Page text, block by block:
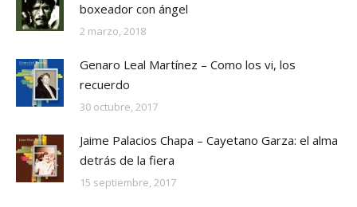
boxeador con ángel
2 marzo, 2018
Genaro Leal Martínez – Como los vi, los
recuerdo
30 octubre, 2017
Jaime Palacios Chapa – Cayetano Garza: el alma
detrás de la fiera
15 septiembre, 2017